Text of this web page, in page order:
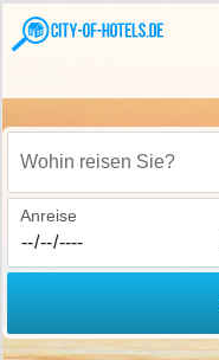
Wohin reisen Sie?
Anreise